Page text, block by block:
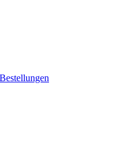
Bestellungen